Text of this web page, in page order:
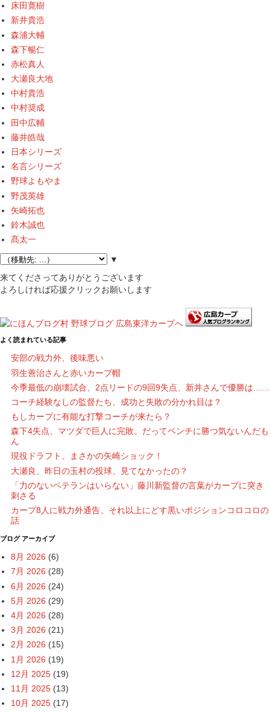
床田寛樹
新井貴浩
森浦大輔
森下暢仁
赤松真人
大瀬良大地
中村貴浩
中村奨成
田中広輔
藤井皓哉
日本シリーズ
名言シリーズ
野球よもやま
野茂英雄
矢崎拓也
鈴木誠也
髙太一
▼
来てくださってありがとうございます
よろしければ応援クリックお願いします
よく読まれている記事
安部の戦力外、後味悪い
羽生善治さんと赤いカープ帽
今季最低の崩壊試合、2点リードの9回9失点、新井さんで優勝は……
コーチ経験なしの監督たち、成功と失敗の分かれ目は？
もしカープに有能な打撃コーチが来たら？
森下4失点、マツダで巨人に完敗。だってベンチに勝つ気ないんだも
ん
現役ドラフト、まさかの矢崎ショック！
大瀬良、昨日の玉村の投球、見てなかったの？
「力のないベテランはいらない」藤川新監督の言葉がカープに突き
刺さる
カープ8人に戦力外通告、それ以上にどす黒いポジションコロコロの
話
ブログ アーカイブ
8月 2026 (6)
7月 2026 (28)
6月 2026 (24)
5月 2026 (29)
4月 2026 (28)
3月 2026 (21)
2月 2026 (15)
1月 2026 (19)
12月 2025 (19)
11月 2025 (13)
10月 2025 (17)